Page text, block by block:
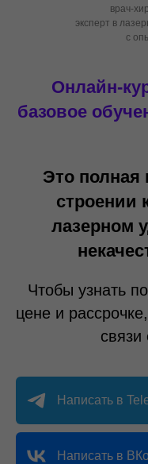
врач-
эксперт в
с
Онлайн-
базовое
Это полная
строении
лазерном
Чтобы узнать
цене и
Написать в
Написать в